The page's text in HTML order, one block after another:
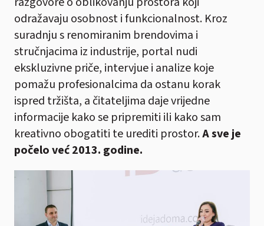
odražavaju osobnost i funkcionalnost. Kroz
suradnju s renomiranim brendovima i
stručnjacima iz industrije, portal nudi
ekskluzivne priče, intervjue i analize koje
pomažu profesionalcima da ostanu korak
ispred tržišta, a čitateljima daje vrijedne
informacije kako se pripremiti ili kako sam
kreativno obogatiti te urediti prostor.A sve je
počelo već 2013. godine.